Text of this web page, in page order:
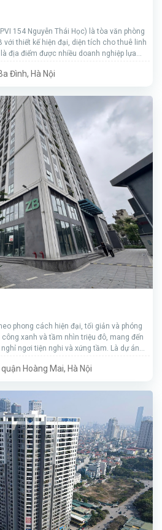
154 Nguyễn Thái Học) là tòa văn phòng
với thiết kế hiện đại, diện tích cho thuê linh
địa điểm được nhiều doanh nghiệp lựa
Đình, Hà Nội
phong cách hiện đại, tối giản và phóng
xanh và tầm nhìn triệu đô, mang đến
ngơi tiện nghi và xứng tầm. Là dự án
nhiệt đới” giữa lòng Hà Nội
Hoàng Mai, Hà Nội